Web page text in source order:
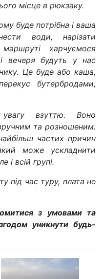
місце в рюкзаку.
буде потрібна і ваша
води, нарізати
харчуємося
вечеря будуть у нас
Це буде або каша,
бутербродами,
взуттю. Воно
та розношеним.
частих причин
може ускладнити
і всій групі.
під час туру, плата не
з умовами та
уникнути будь-